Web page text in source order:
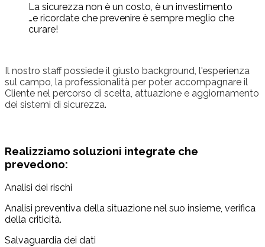
La sicurezza non è un costo, è un investimento
…e ricordate che prevenire è sempre meglio che
curare!
Il nostro staff possiede il giusto background, l'esperienza
sul campo, la professionalità per poter accompagnare il
Cliente nel percorso di scelta, attuazione e aggiornamento
dei sistemi di sicurezza.
Realizziamo soluzioni integrate che
prevedono:
Analisi dei rischi
Analisi preventiva della situazione nel suo insieme, verifica
della criticità.
Salvaguardia dei dati